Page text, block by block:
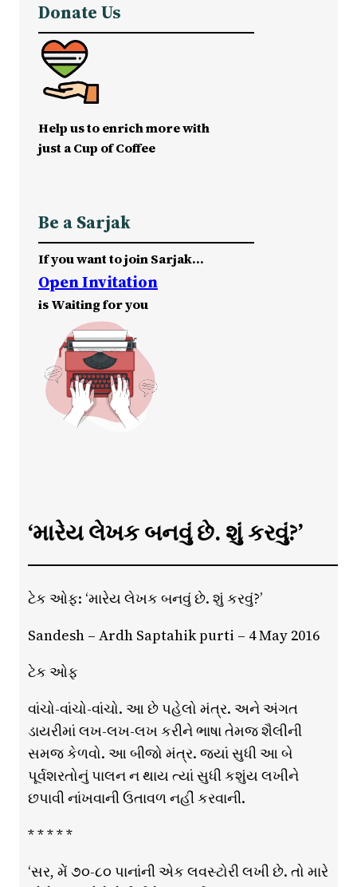
Donate Us
Help us to enrich more with
just a Cup of Coffee
Be a Sarjak
If you want to join Sarjak…
Open Invitation
is Waiting for you
‘મારેય લેખક બનવું છે. શું કરવું?’
ટેક ઓફ: ‘મારેય લેખક બનવું છે. શું કરવું?’
Sandesh – Ardh Saptahik purti – 4 May 2016
ટેક ઓફ
વાંચો-વાંચો-વાંચો. આ છે પહેલો મંત્ર. અને અંગત
ડાયરીમાં લખ-લખ-લખ કરીને ભાષા તેમજ શૈલીની
સમજ કેળવો. આ બીજો મંત્ર. જ્યાં સુધી આ બે
પૂર્વશરતોનું પાલન ન થાય ત્યાં સુધી કશુંય લખીને
છપાવી નાંખવાની ઉતાવળ નહીં કરવાની.
* * * * *
‘સર, મેં ૭૦-૮૦ પાનાંની એક લવસ્ટોરી લખી છે. તો મારે